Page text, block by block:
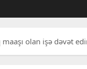
olan işə dəvət